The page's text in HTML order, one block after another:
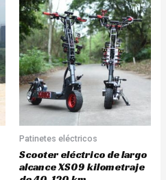
Patinetes eléctricos
Scooter eléctrico de largo
alcance XS09 kilometraje